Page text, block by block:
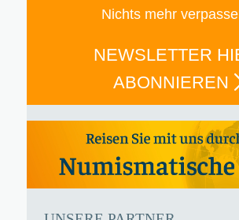
Nichts mehr
NEWSLETTER
ABONNIEREN